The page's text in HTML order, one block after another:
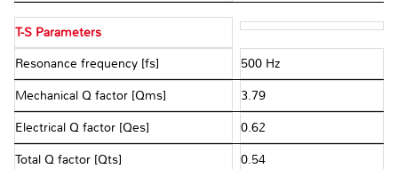
T-S Parameters
Resonance frequency [fs] 500 Hz
Mechanical Q factor [Qms] 3.79
Electrical Q factor [Qes] 0.62
Total Q factor [Qts] 0.54